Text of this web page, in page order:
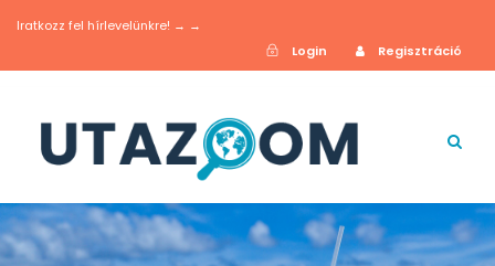
Iratkozz fel hírlevelünkre! → →
Login
Regisztráció